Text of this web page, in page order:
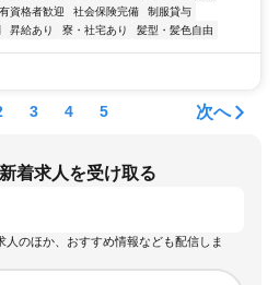
有資格者歓迎 社会保険完備
制服貸与
昇給あり 寮・社宅あり 髪型・髪色自由
3 4 5 次へ
着求人を受け取る
人のほか、おすすめ情報なども配信しま